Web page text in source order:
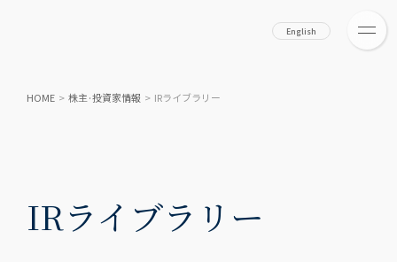
English
HOME > 株主·投資家情報 > IRライブラリー
IRライブラリー